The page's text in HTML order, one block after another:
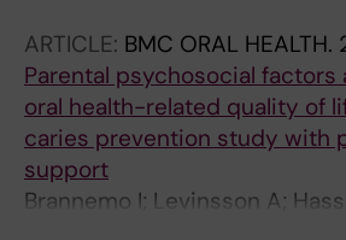
ARTICLE: BMC ORAL HEALTH.
Parental psychosocial factors
oral health-related quality of
caries prevention study with
support
Brannemo I; Levinsson A;